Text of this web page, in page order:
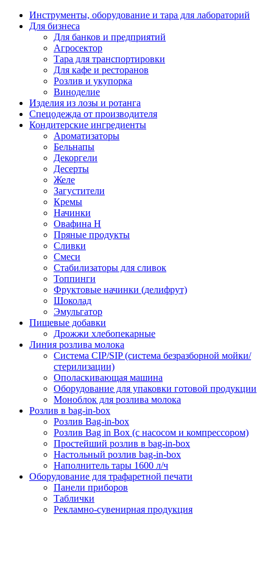
Инструменты, оборудование и тара для лабораторий
Для бизнеса
Для банков и предприятий
Агросектор
Тара для транспортировки
Для кафе и ресторанов
Розлив и укупорка
Виноделие
Изделия из лозы и ротанга
Спецодежда от производителя
Кондитерские ингредиенты
Ароматизаторы
Бельнапы
Декоргели
Десерты
Желe
Загустители
Кремы
Начинки
Овафина Н
Пряные продукты
Сливки
Смеси
Стабилизаторы для сливок
Топпинги
Фруктовые начинки (делифрут)
Шоколад
Эмульгатор
Пищевые добавки
Дрожжи хлебопекарные
Линия розлива молока
Система CIP/SIP (система безразборной мойки/
стерилизации)
Ополаскивающая машина
Оборудование для упаковки готовой продукции
Моноблок для розлива молока
Розлив в bag-in-box
Розлив Bag-in-box
Розлив Bag in Box (с насосом и компрессором)
Простейший розлив в bag-in-box
Настольный розлив bag-in-box
Наполнитель тары 1600 л/ч
Оборудование для трафаретной печати
Панели приборов
Таблички
Рекламно-сувенирная продукция